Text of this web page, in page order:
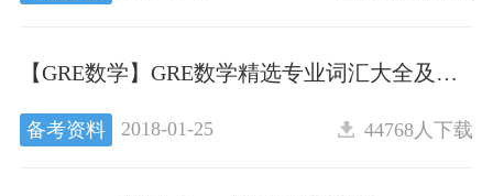
【GRE数学】GRE数学精选专业词汇大全及题型大全
备考资料 2018-01-25 44768人下载